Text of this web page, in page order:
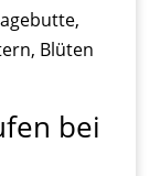
Blüten
bei